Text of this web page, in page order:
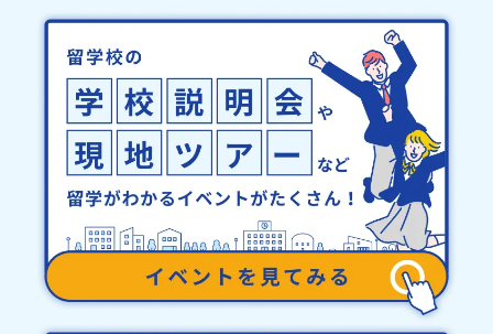
ご登録ください♪地域みらい留学公式LINE
務局までご連絡ください。・キャンセルポリシーやむを得ない参加
お取り消しの場合、以下のルールに沿って対応させていただきま
す。ご了承ください。プログラム開催日の前日＜8月3日＞から、
【キャンセルのご連絡日：お支払いいただく旅行代金】・21日目に
あたる日以前：無料・20日目-8日目：20％・7日目-2日目：30％・
プログラム開始日の前日：40％・プログラム開始日当日：50％・ご
連絡無しでの不参加またはプログラム開始後の解除：100％・催行中
止について天候などの状況等によって開催を見合わせる可能性があ
ります。その場合は原則、開催日1週間前までにご連絡いたします。
又、最少催行人数に達しなかった場合は、開催日3週間前までに催行
中止の旨をメールにてご連絡いたします。・よくあるご質問その
他、よくあるご質問についてはこちらをご確認ください。運営団体
について＜プログラム主催：一般財団法人地域・教育魅力化プラッ
トフォーム＞「意志ある若者にあふれる持続可能な地域・社会をつ
くる」というビジョンを掲げ、2017年3月に島根県に設立した教育
事業団体です。日本全国約200の高校と連携しながら、中学卒業後に
声がけする場合がありますが、もちろん聞くだけの参加でも大歓迎
です。よくある質問：Q. 本を読んでいなくても参加できますか？も
ちろんです。 内容を知らなくても楽しめるよう進行しますので、お
気軽にご参加ください。Q. 話さなければいけませんか？いいえ。画
面オフ・マイクミュートで、ラジオを聴くようにご参加いただけま
す。Q. 途中参加・途中退出はできますか？可能です。ご都合のよい
タイミングでご参加ください。